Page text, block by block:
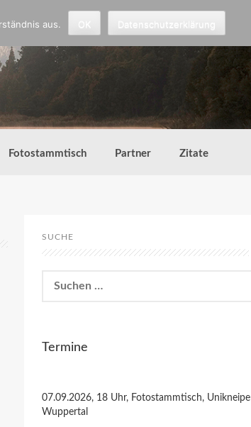
Fotostammtisch Partner Zitate
SUCHE
nach:
Termine
07.09.2026, 18 Uhr, Fotostammtisch, Unikneipe
Wuppertal
aus.